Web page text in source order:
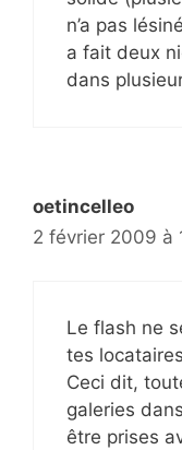
n’a pas
a fait deux
dans
oetincelleo
2 février 2009 à
Le flash ne
tes
Ceci dit,
galeries
être prises